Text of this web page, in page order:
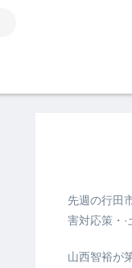
先週の行田
害対応策・
山西智裕が